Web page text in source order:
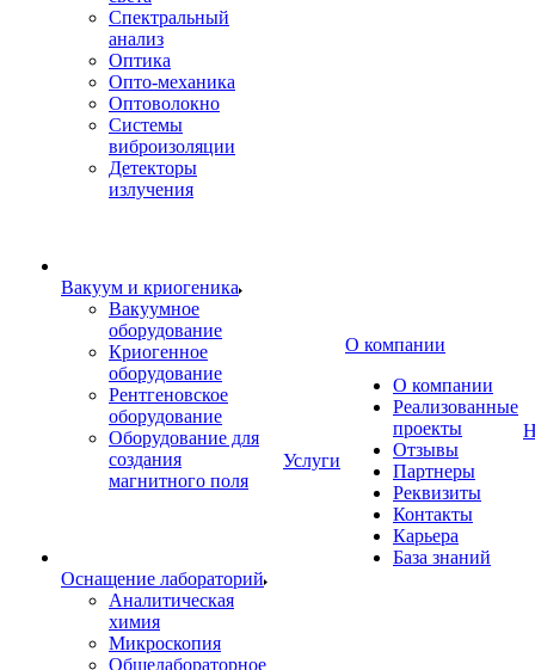
Спектральный
анализ
Оптика
Опто-механика
Оптоволокно
Системы
виброизоляции
Детекторы
излучения
Вакуум и криогеника
Вакуумное
оборудование
Криогенное
оборудование
Рентгеновское
оборудование
Оборудование для
создания
магнитного поля
Оснащение лабораторий
Аналитическая
химия
Микроскопия
Общелабораторное
Услуги
О компании
О компании
Реализованные
проекты
Отзывы
Партнеры
Реквизиты
Контакты
Карьера
База знаний